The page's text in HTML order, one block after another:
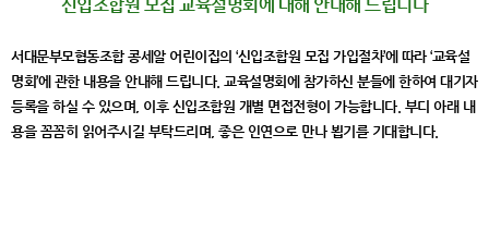
신입조합원 모집 교육설명회에 대해 안내해 드립니다
서대문부모협동조합 콩세알 어린이집의 ‘신입조합원 모집 가입절차’에 따라 ‘교육설
명회’에 관한 내용을 안내해 드립니다. 교육설명회에 참가하신 분들에 한하여 대기자
등록을 하실 수 있으며, 이후 신입조합원 개별 면접전형이 가능합니다. 부디 아래 내
용을 꼼꼼히 읽어주시길 부탁드리며, 좋은 인연으로 만나 뵙기를 기대합니다.